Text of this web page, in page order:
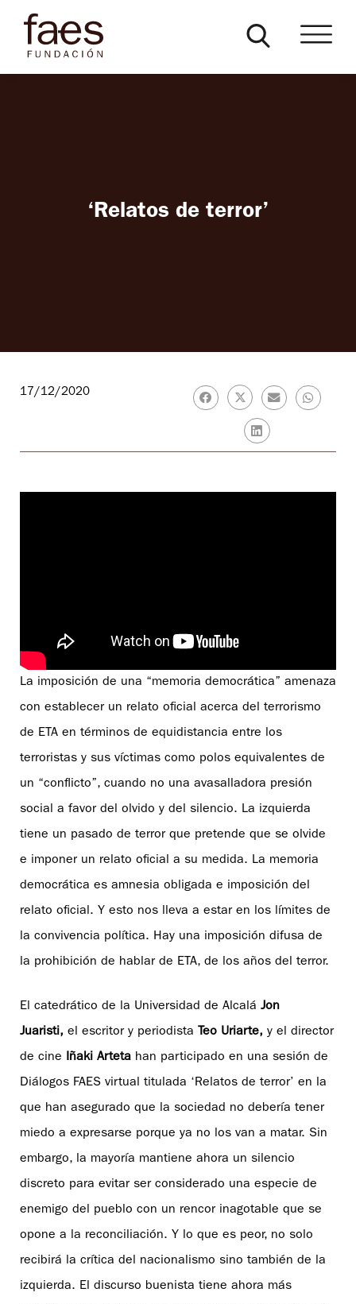
‘Relatos de terror’
17/12/2020
La imposición de una “memoria democrática” amenaza
con establecer un relato oficial acerca del terrorismo
de ETA en términos de equidistancia entre los
terroristas y sus víctimas como polos equivalentes de
un “conflicto”, cuando no una avasalladora presión
social a favor del olvido y del silencio. La izquierda
tiene un pasado de terror que pretende que se olvide
e imponer un relato oficial a su medida. La memoria
democrática es amnesia obligada e imposición del
relato oficial. Y esto nos lleva a estar en los límites de
la convivencia política. Hay una imposición difusa de
la prohibición de hablar de ETA, de los años del terror.
El catedrático de la Universidad de Alcalá Jon
Juaristi, el escritor y periodista Teo Uriarte, y el director
de cine Iñaki Arteta han participado en una sesión de
Diálogos FAES virtual titulada ‘Relatos de terror’ en la
que han asegurado que la sociedad no debería tener
miedo a expresarse porque ya no los van a matar. Sin
embargo, la mayoría mantiene ahora un silencio
discreto para evitar ser considerado una especie de
enemigo del pueblo con un rencor inagotable que se
opone a la reconciliación. Y lo que es peor, no solo
recibirá la crítica del nacionalismo sino también de la
izquierda. El discurso buenista tiene ahora más